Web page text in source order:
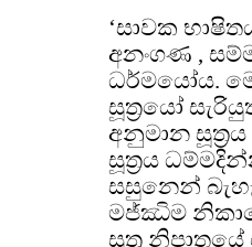
‘සාවක
අනංගණ ,
ධර්මයෝය.
සූත්‍රයෝ
අනුමාන
සූත්‍රය
සසුනෙන්
මජ්ඣිම
සූත්‍ර